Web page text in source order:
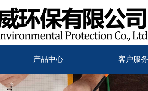
产品中心 客户服务